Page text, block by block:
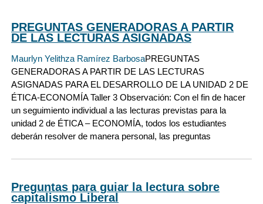
PREGUNTAS GENERADORAS A PARTIR
DE LAS LECTURAS ASIGNADAS
Maurlyn Yelithza Ramírez BarbosaPREGUNTAS
GENERADORAS A PARTIR DE LAS LECTURAS
ASIGNADAS PARA EL DESARROLLO DE LA UNIDAD 2 DE
ÉTICA-ECONOMÍA Taller 3 Observación: Con el fin de hacer
un seguimiento individual a las lecturas previstas para la
unidad 2 de ÉTICA – ECONOMÍA, todos los estudiantes
deberán resolver de manera personal, las preguntas
Preguntas para guiar la lectura sobre
capitalismo Liberal